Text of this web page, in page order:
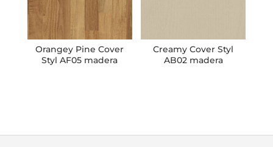
Orangey Pine Cover
Styl AF05 madera
Creamy Cover Styl
AB02 madera